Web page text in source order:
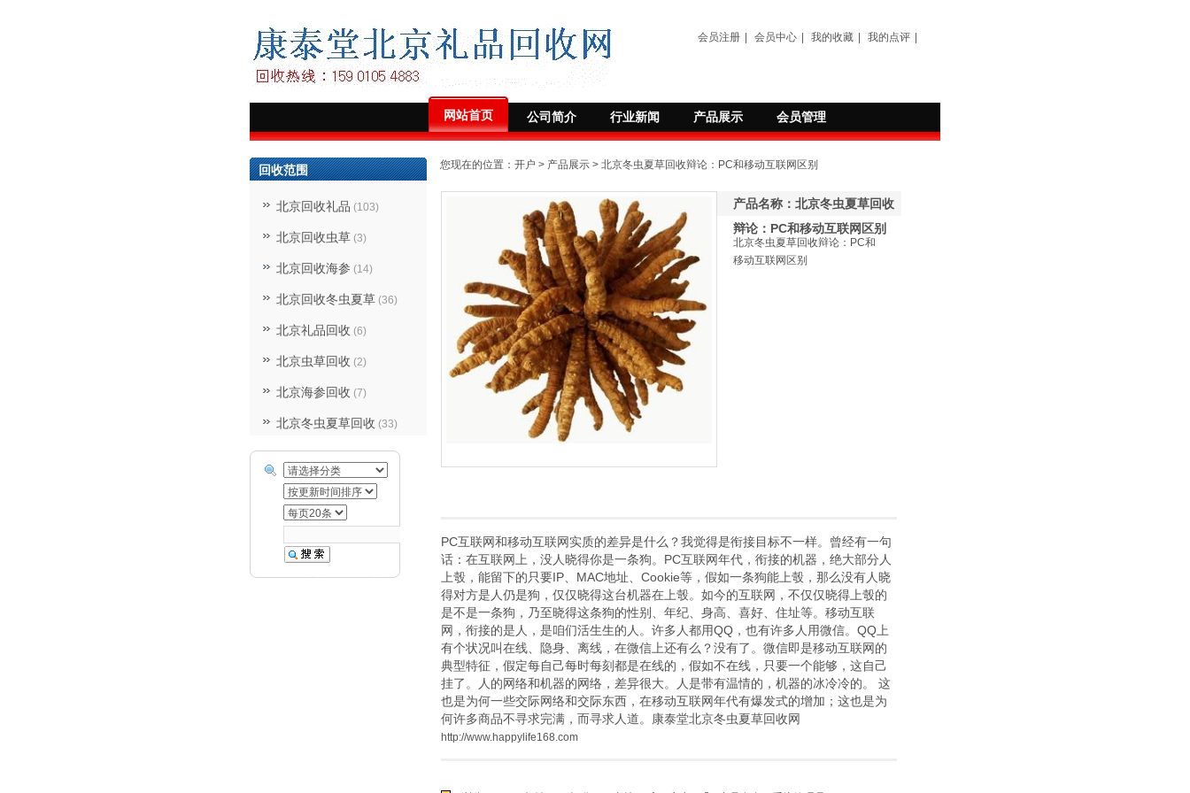
网站首页 公司简介 行业新闻 产品展示 会员管理
会员注册 会员中心 我的收藏 我的点评
您现在的位置： 开户 > 产品展示 > 北京冬虫夏草回收辩论：PC和移动互联网区别
回收范围
北京回收礼品 (103)
北京回收虫草 (3)
北京回收海参 (14)
北京回收冬虫夏草 (36)
北京礼品回收 (6)
北京虫草回收 (2)
北京海参回收 (7)
北京冬虫夏草回收 (33)
产品名称：北京冬虫夏草回收
辩论：PC和移动互联网区别
北京冬虫夏草回收辩论：PC和
移动互联网区别
PC互联网和移动互联网实质的差异是什么？我觉得是衔接目标不一样。曾经有一句
话：在互联网上，没人晓得你是一条狗。PC互联网年代，衔接的机器，绝大部分人
上彀，能留下的只要IP、MAC地址、Cookie等，假如一条狗能上彀，那么没有人晓
得对方是人仍是狗，仅仅晓得这台机器在上彀。如今的互联网，不仅仅晓得上彀的
是不是一条狗，乃至晓得这条狗的性别、年纪、身高、喜好、住址等。移动互联
网，衔接的是人，是咱们活生生的人。许多人都用QQ，也有许多人用微信。QQ上
有个状况叫在线、隐身、离线，在微信上还有么？没有了。微信即是移动互联网的
典型特征，假定每自己每时每刻都是在线的，假如不在线，只要一个能够，这自己
挂了。人的网络和机器的网络，差异很大。人是带有温情的，机器的冰冷冷的。 这
也是为何一些交际网络和交际东西，在移动互联网年代有爆发式的增加；这也是为
何许多商品不寻求完满，而寻求人道。康泰堂北京冬虫夏草回收网
http://www.happylife168.com